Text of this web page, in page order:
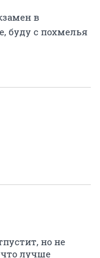
в
буду с похмелья
но не
лучше